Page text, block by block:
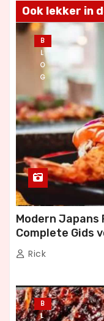
Ook lekker in
B
L
O
G
Modern Japans
Complete Gids
Dineren
Rick
B
L